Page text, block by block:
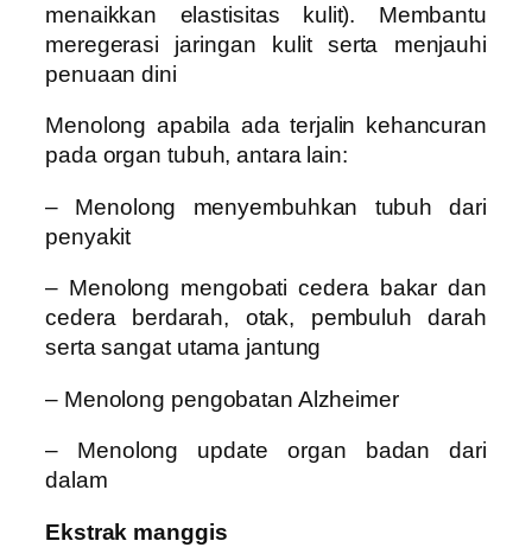
menaikkan elastisitas kulit). Membantu
meregerasi jaringan kulit serta menjauhi
penuaan dini
Menolong apabila ada terjalin kehancuran
pada organ tubuh, antara lain:
– Menolong menyembuhkan tubuh dari
penyakit
– Menolong mengobati cedera bakar dan
cedera berdarah, otak, pembuluh darah
serta sangat utama jantung
– Menolong pengobatan Alzheimer
– Menolong update organ badan dari
dalam
Ekstrak manggis